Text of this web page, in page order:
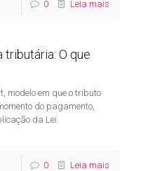
0 Leia mais
O que
modelo em que o tributo
do pagamento,
da Lei
0 Leia mais